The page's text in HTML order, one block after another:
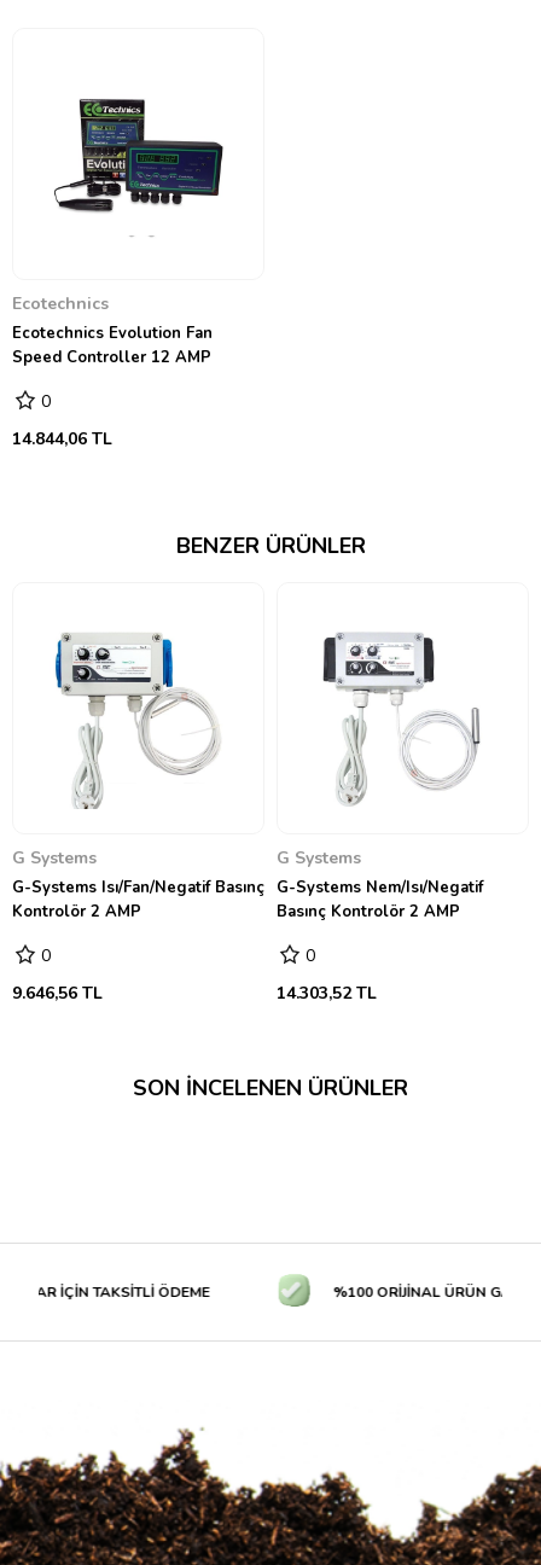
Ecotechnics
Ecotechnics Evolution Fan
Speed Controller 12 AMP
0
14.844,06 TL
BENZER ÜRÜNLER
G Systems
G-Systems Isı/Fan/Negatif Basınç
Kontrolör 2 AMP
0
9.646,56 TL
G Systems
G-Systems Nem/Isı/Negatif
Basınç Kontrolör 2 AMP
0
14.303,52 TL
SON İNCELENEN ÜRÜNLER
İÇİN TAKSİTLİ ÖDEME %100 ORİJİNAL ÜRÜN